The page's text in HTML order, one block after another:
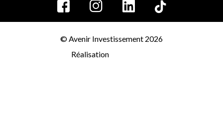
© Avenir Investissement 2026
Réalisation